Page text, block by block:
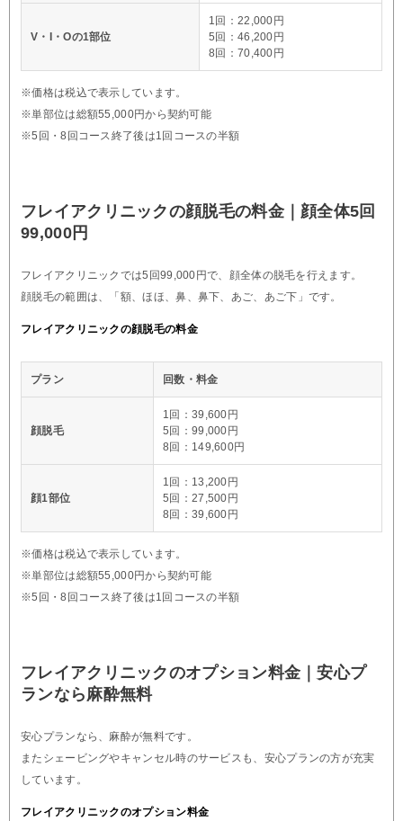
V・I・Oの1部位
1回：22,000円
5回：46,200円
8回：70,400円
※価格は税込で表示しています。
※単部位は総額55,000円から契約可能
※5回・8回コース終了後は1回コースの半額
フレイアクリニックの顔脱毛の料金｜顔全体5回
99,000円
フレイアクリニックでは5回99,000円で、顔全体の脱毛を行えます。
顔脱毛の範囲は、「額、ほほ、鼻、鼻下、あご、あご下」です。
フレイアクリニックの顔脱毛の料金
プラン 回数・料金
顔脱毛
1回：39,600円
5回：99,000円
8回：149,600円
顔1部位
1回：13,200円
5回：27,500円
8回：39,600円
※価格は税込で表示しています。
※単部位は総額55,000円から契約可能
※5回・8回コース終了後は1回コースの半額
フレイアクリニックのオプション料金｜安心プ
ランなら麻酔無料
安心プランなら、麻酔が無料です。
またシェービングやキャンセル時のサービスも、安心プランの方が充実
しています。
フレイアクリニックのオプション料金